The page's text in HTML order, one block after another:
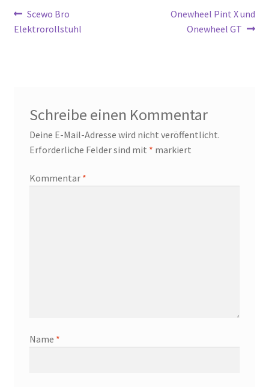
Beitragsnavigation
Vorheriger
Beitrag:
Scewo Bro
Elektrorollstuhl
Nächster
Beitrag:
Onewheel Pint X und
Onewheel GT
Schreibe einen Kommentar
Deine E-Mail-Adresse wird nicht veröffentlicht.
Erforderliche Felder sind mit * markiert
Kommentar *
Name *